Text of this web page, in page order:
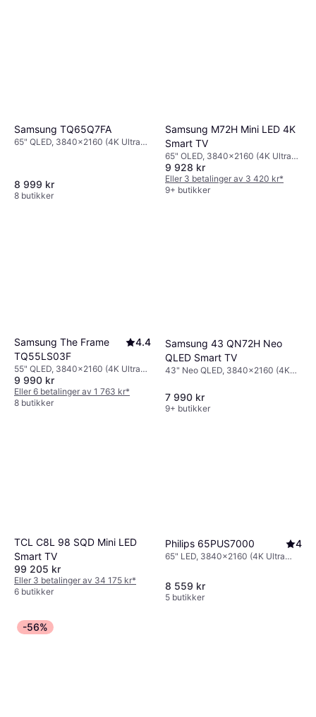
Samsung TQ65Q7FA
65" QLED, 3840x2160 (4K Ultra
8 999 kr
8 butikker
Samsung M72H Mini LED 4K
Smart TV
65" OLED, 3840x2160 (4K Ultra
HD)
9 928 kr
Eller 3 betalinger av 3 420 kr*
9+ butikker
Samsung The Frame
TQ55LS03F
4.4
55" QLED, 3840x2160 (4K Ultra
HD), Smart TV
9 990 kr
Eller 6 betalinger av 1 763 kr*
8 butikker
Samsung 43 QN72H Neo
QLED Smart TV
43" Neo QLED, 3840x2160 (4K
7 990 kr
9+ butikker
TCL C8L 98 SQD Mini LED
Smart TV
99 205 kr
Eller 3 betalinger av 34 175 kr*
6 butikker
Philips 65PUS7000 4
65" LED, 3840x2160 (4K Ultra
8 559 kr
5 butikker
-56%